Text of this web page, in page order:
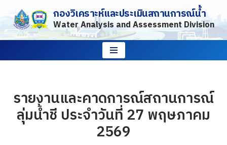
Skip
to
กองวิเคราะห์และประเมินสถานการณ์น้ำ
Water Analysis and Assessment Division
รายงานและคาดการณ์สถานการณ์
ลุ่มน้ำชี ประจำวันที่ 27 พฤษภาคม
2569